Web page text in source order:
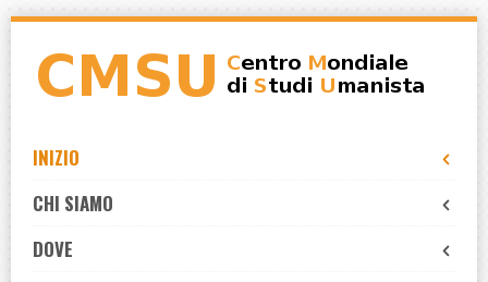
navigation
content
INIZIO
CHI SIAMO
DOVE